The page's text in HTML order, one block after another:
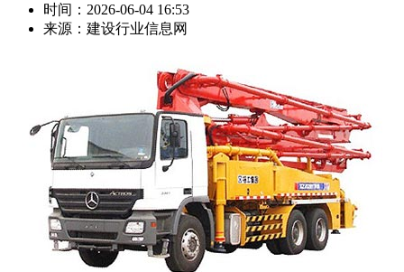
时间：2026-06-04 16:53
来源：建设行业信息网